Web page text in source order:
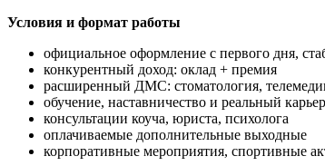
Условия и формат работы
официальное оформление с первого дня,
конкурентный доход: оклад + премия
расширенный ДМС: стоматология,
обучение, наставничество и реальный
консультации коуча, юриста, психолога
оплачиваемые дополнительные выходные
корпоративные мероприятия, спортивные